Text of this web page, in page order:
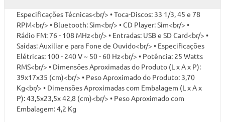
Especificações Técnicas<br/> • Toca-Discos: 33 1/3, 45 e 78
RPM<br/> • Bluetooth: Sim<br/> • CD Player: Sim<br/> •
Rádio FM: 76 - 108 MHz<br/> • Entradas: USB e SD Card<br/> •
Saídas: Auxiliar e para Fone de Ouvido<br/> • Especificações
Elétricas: 100 - 240 V ~ 50 - 60 Hz<br/> • Potência: 25 Watts
RMS<br/> • Dimensões Aproximadas do Produto (L x A x P):
39x17x35 (cm)<br/> • Peso Aproximado do Produto: 3,70
Kg<br/> • Dimensões Aproximadas com Embalagem (L x A x
P): 43,5x23,5x 42,8 (cm)<br/> • Peso Aproximado com
Embalagem: 4,2 Kg